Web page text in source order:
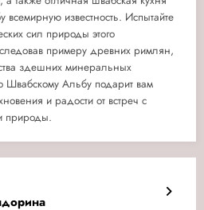
известность. Испытайте
сил природы этого
примеру древних римлян,
здешних минеральных
Швабскому Альбу подарит вам
и радости от встреч с
природы.